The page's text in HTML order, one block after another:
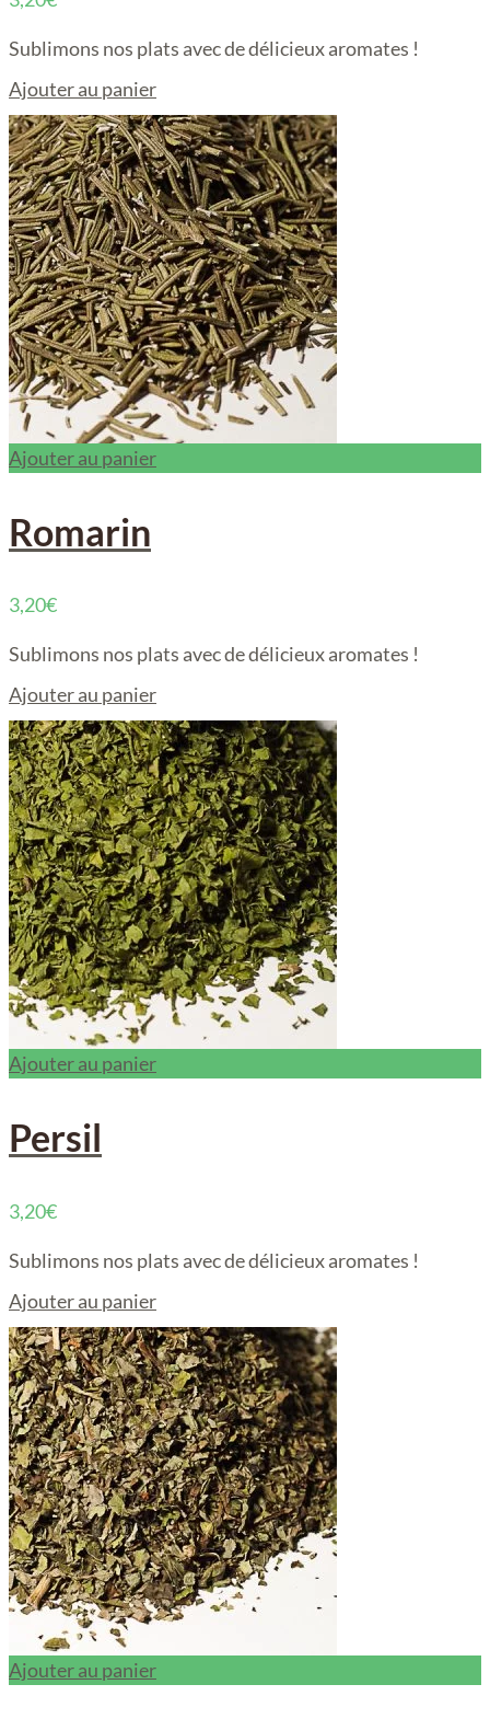
Sublimons nos plats avec de délicieux aromates !
Ajouter au panier
Ajouter au panier
Romarin
3,20€
Sublimons nos plats avec de délicieux aromates !
Ajouter au panier
Ajouter au panier
Persil
3,20€
Sublimons nos plats avec de délicieux aromates !
Ajouter au panier
Ajouter au panier